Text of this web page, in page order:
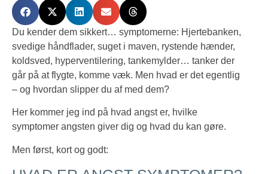
Du kender dem sikkert… symptomerne: Hjertebanken,
svedige håndflader, suget i maven, rystende hænder,
koldsved, hyperventilering, tankemylder… tanker der
går på at flygte, komme væk. Men hvad er det egentlig
– og hvordan slipper du af med dem?
Her kommer jeg ind på hvad angst er, hvilke
symptomer angsten giver dig og hvad du kan gøre.
Men først, kort og godt: